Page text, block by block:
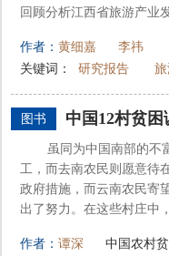
回顾分析江西省旅游产业
作者： 黄细嘉
李祎
关键词：
研究报告
图书 中国12村贫困
虽同为中国南部的不
工，而去南农民则愿意待
政府措施，而云南农民寄
出了努力。在这些村庄中
作者： 谭深 中国农村